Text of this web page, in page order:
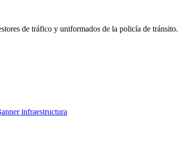
de tráfico y uniformados de la policía de tránsito.